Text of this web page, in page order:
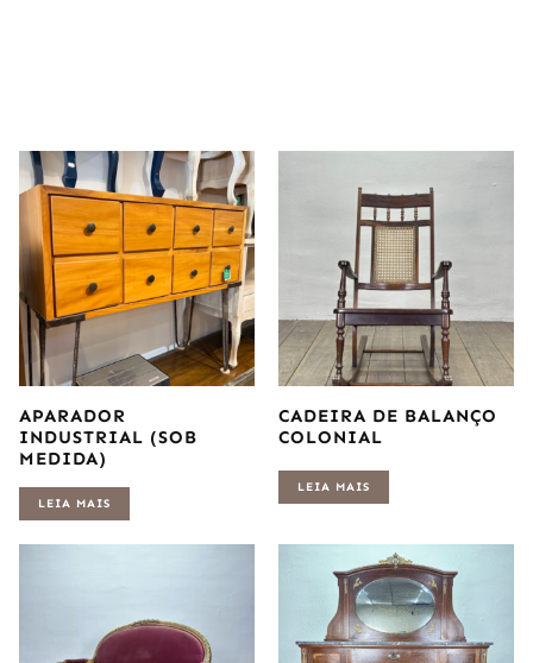
APARADOR
INDUSTRIAL (SOB
MEDIDA)
LEIA MAIS
CADEIRA DE BALANÇO
COLONIAL
LEIA MAIS